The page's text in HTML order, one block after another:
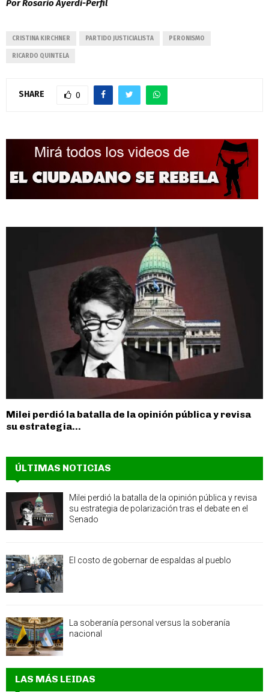
Por Rosario Ayerdi-Perfil
CRISTINA KIRCHNER PARTIDO JUSTICIALISTA PERONISMO
RICARDO QUINTELA
SHARE 0
Milei perdió la batalla de la opinión pública y revisa
su estrategia...
ÚLTIMAS NOTICIAS
Milei perdió la batalla de la opinión pública y revisa
su estrategia de polarización tras el debate en el
Senado
El costo de gobernar de espaldas al pueblo
La soberanía personal versus la soberanía
nacional
LAS MÁS LEIDAS